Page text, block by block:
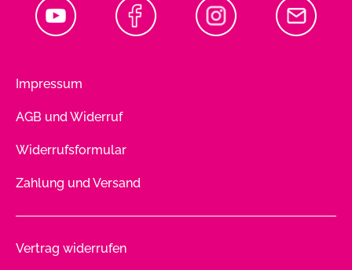
Impressum
AGB und Widerruf
Widerrufsformular
Zahlung und Versand
Vertrag widerrufen